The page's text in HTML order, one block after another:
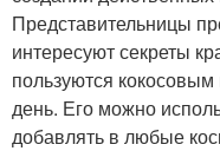
Представительницы
интересуют секреты
пользуются
день. Его можно
добавлять в любые